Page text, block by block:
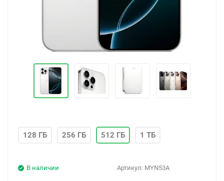
128 ГБ 256 ГБ 512 ГБ 1 ТБ
Артикул: MYN53A
В наличии